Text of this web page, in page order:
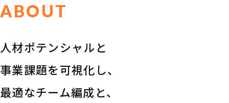
ABOUT
人材ポテンシャルと
事業課題を可視化し、
最適なチーム編成と、